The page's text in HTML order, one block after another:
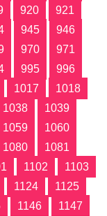
920
921
945
946
970
971
995
996
1017
1018
1038
1039
1059
1060
1080
1081
1102
1103
1124
1125
1146
1147